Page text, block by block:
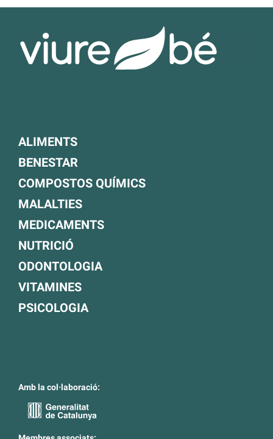
ALIMENTS
BENESTAR
COMPOSTOS QUÍMICS
MALALTIES
MEDICAMENTS
NUTRICIÓ
ODONTOLOGIA
VITAMINES
PSICOLOGIA
Amb la col·laboració: